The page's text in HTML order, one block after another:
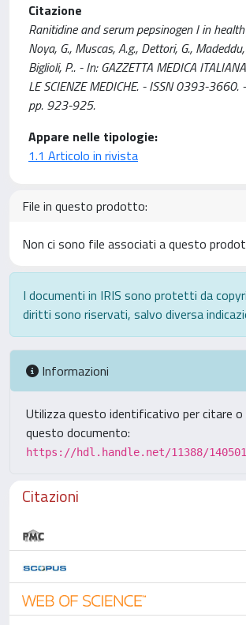
Citazione
Ranitidine and serum pepsinogen I in
Noya, G., Muscas, A.g., Dettori, G.,
Biglioli, P.. - In: GAZZETTA MEDICA
LE SCIENZE MEDICHE. - ISSN 0393-
pp. 923-925.
Appare nelle tipologie:
1.1 Articolo in rivista
File in questo prodotto:
Non ci sono file associati a questo
I documenti in IRIS sono protetti da
diritti sono riservati, salvo diversa
Informazioni
Utilizza questo identificativo per citare o
questo documento:
https://hdl.handle.net/11388/140501
Citazioni